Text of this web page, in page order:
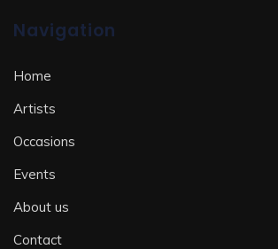
Navigation
Home
Artists
Occasions
Events
About us
Contact